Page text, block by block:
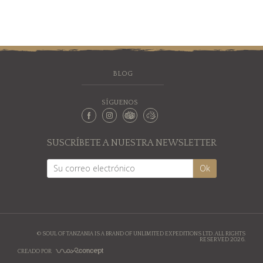
BLOG
SÍGUENOS
SUSCRÍBETE A NUESTRA NEWSLETTER
© SOUL OF TANZANIA IS A BRAND OF UNLIMITED EXPEDITIONS LTD. ALL RIGHTS
RESERVED 2026.
CREADO POR